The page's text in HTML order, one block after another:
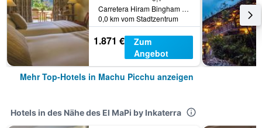
Carretera Hiram Bingham km 7.5, Machu Picchu, Cusco, Peru, Machu Picchu, Peru
0,0 km vom Stadtzentrum
1.871 €
Zum
Angebot
Mehr Top-Hotels in Machu Picchu anzeigen
Hotels in des Nähe des El MaPi by Inkaterra